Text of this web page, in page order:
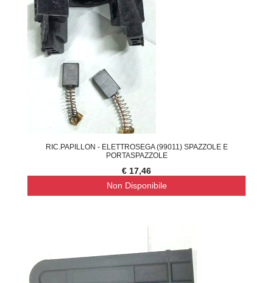
RIC.PAPILLON - ELETTROSEGA (99011) SPAZZOLE E
PORTASPAZZOLE
€ 17,46
Non Disponibile